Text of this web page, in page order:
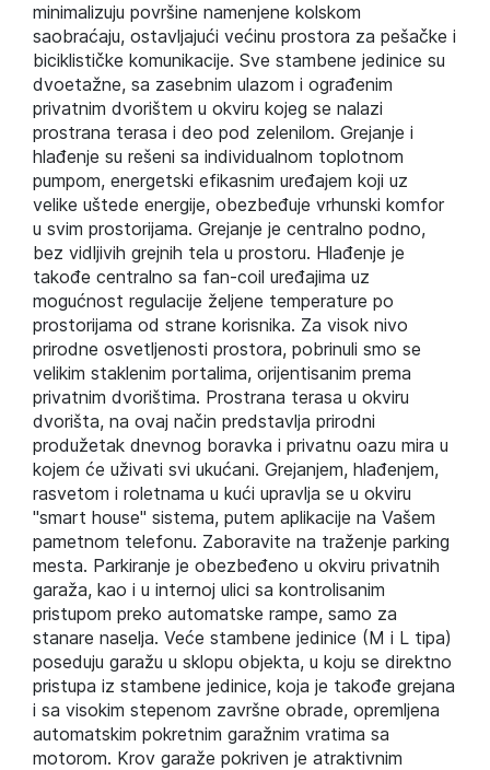
minimalizuju površine namenjene kolskom
saobraćaju, ostavljajući većinu prostora za pešačke i
biciklističke komunikacije. Sve stambene jedinice su
dvoetažne, sa zasebnim ulazom i ograđenim
privatnim dvorištem u okviru kojeg se nalazi
prostrana terasa i deo pod zelenilom. Grejanje i
hlađenje su rešeni sa individualnom toplotnom
pumpom, energetski efikasnim uređajem koji uz
velike uštede energije, obezbeđuje vrhunski komfor
u svim prostorijama. Grejanje je centralno podno,
bez vidljivih grejnih tela u prostoru. Hlađenje je
takođe centralno sa fan-coil uređajima uz
mogućnost regulacije željene temperature po
prostorijama od strane korisnika. Za visok nivo
prirodne osvetljenosti prostora, pobrinuli smo se
velikim staklenim portalima, orijentisanim prema
privatnim dvorištima. Prostrana terasa u okviru
dvorišta, na ovaj način predstavlja prirodni
produžetak dnevnog boravka i privatnu oazu mira u
kojem će uživati svi ukućani. Grejanjem, hlađenjem,
rasvetom i roletnama u kući upravlja se u okviru
"smart house" sistema, putem aplikacije na Vašem
pametnom telefonu. Zaboravite na traženje parking
mesta. Parkiranje je obezbeđeno u okviru privatnih
garaža, kao i u internoj ulici sa kontrolisanim
pristupom preko automatske rampe, samo za
stanare naselja. Veće stambene jedinice (M i L tipa)
poseduju garažu u sklopu objekta, u koju se direktno
pristupa iz stambene jedinice, koja je takođe grejana
i sa visokim stepenom završne obrade, opremljena
automatskim pokretnim garažnim vratima sa
motorom. Krov garaže pokriven je atraktivnim